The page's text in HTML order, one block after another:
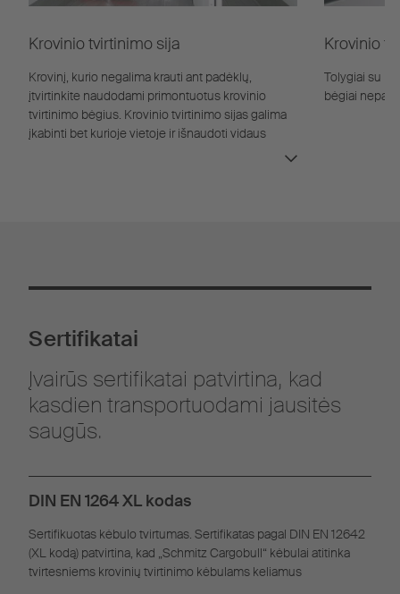
Krovinio tvirtinimo sija
Krovinį, kurio negalima krauti ant padėklų,
įtvirtinkite naudodami primontuotus krovinio
tvirtinimo bėgius. Krovinio tvirtinimo sijas galima
įkabinti bet kurioje vietoje ir išnaudoti vidaus
Krovinio
Tolygiai su
bėgiai
Sertifikatai
Įvairūs sertifikatai patvirtina, kad
kasdien transportuodami jausitės
saugūs.
DIN EN 1264 XL kodas
Sertifikuotas kėbulo tvirtumas. Sertifikatas pagal DIN EN 12642
(XL kodą) patvirtina, kad „Schmitz Cargobull“ kėbulai atitinka
tvirtesniems krovinių tvirtinimo kėbulams keliamus